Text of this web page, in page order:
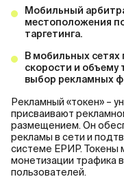
Мобильный
местоположения
таргетинга.
В мобильных сетях
скорости и объему
выбор рекламных
Рекламный «токен» –
присваивают
размещением. Он
рекламы в сети и
системе ЕРИР. Токены
монетизации трафика
пользователей.